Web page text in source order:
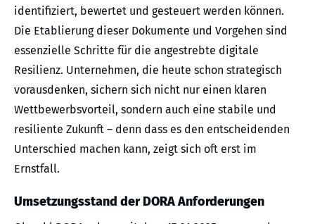
identifiziert, bewertet und gesteuert werden können.
Die Etablierung dieser Dokumente und Vorgehen sind
essenzielle Schritte für die angestrebte digitale
Resilienz. Unternehmen, die heute schon strategisch
vorausdenken, sichern sich nicht nur einen klaren
Wettbewerbsvorteil, sondern auch eine stabile und
resiliente Zukunft – denn dass es den entscheidenden
Unterschied machen kann, zeigt sich oft erst im
Ernstfall.
Umsetzungsstand der DORA Anforderungen